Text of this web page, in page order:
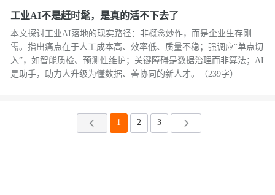
工业AI不是赶时髦，是真的活不下去了
本文探讨工业AI落地的现实路径：非概念炒作，而是企业生存刚
需。指出痛点在于人工成本高、效率低、质量不稳；强调应“单点切
入”，如智能质检、预测性维护；关键障碍是数据治理而非算法；AI
是助手，助力人升级为懂数据、善协同的新人才。（239字）
1 2 3